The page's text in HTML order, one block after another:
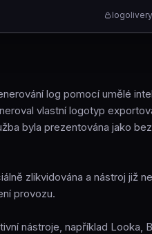
log pomocí umělé
vlastní logotyp
byla prezentována jako
zlikvidována a nástroj již
provozu.
nástroje, například Looka,